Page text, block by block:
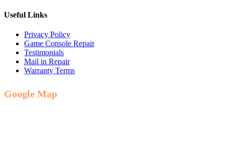
Useful Links
Privacy Policy
Game Console Repair
Testimonials
Mail in Repair
Warranty Terms
Google Map